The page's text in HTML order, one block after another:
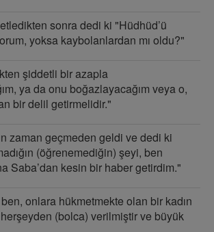
sonra dedi ki "Hüdhüd’ü
yoksa kaybolanlardan mı oldu?"
şiddetli bir azapla
ya da onu boğazlayacağım veya o,
bir delil getirmelidir."
zaman geçmeden geldi ve dedi ki
(öğrenemediğin) şeyi, ben
Saba’dan kesin bir haber getirdim."
onlara hükmetmekte olan bir kadın
(bolca) verilmiştir ve büyük